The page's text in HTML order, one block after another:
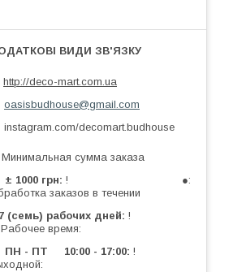
http://deco-mart.com.ua
oasisbudhouse@gmail.com
instagram.com/decomart.budhouse
Минимальная сумма заказа
1000 грн ! ●:
заказов в течении
(семь) рабочих дней !
время:
- ПТ 10:00 - 17:00 !